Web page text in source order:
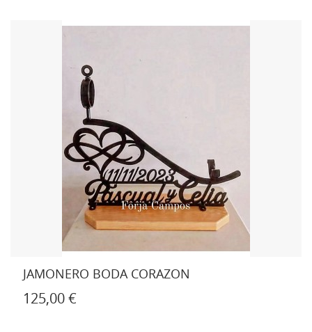
JAMONERO BODA CORAZON
125,00 €